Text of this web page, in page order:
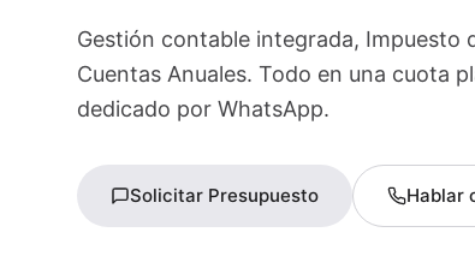
Gestión contable integrada, Impuesto
Cuentas Anuales. Todo en una cuota
dedicado por WhatsApp.
Solicitar Presupuesto Hablar